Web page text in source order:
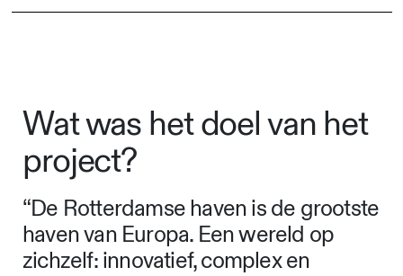
Wat was het doel van het
project?
“De Rotterdamse haven is de grootste
haven van Europa. Een wereld op
zichzelf: innovatief, complex en